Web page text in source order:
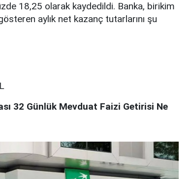
18,25 olarak kaydedildi. Banka, birikim
aylık net kazanç tutarlarını şu
32 Günlük Mevduat Faizi Getirisi Ne